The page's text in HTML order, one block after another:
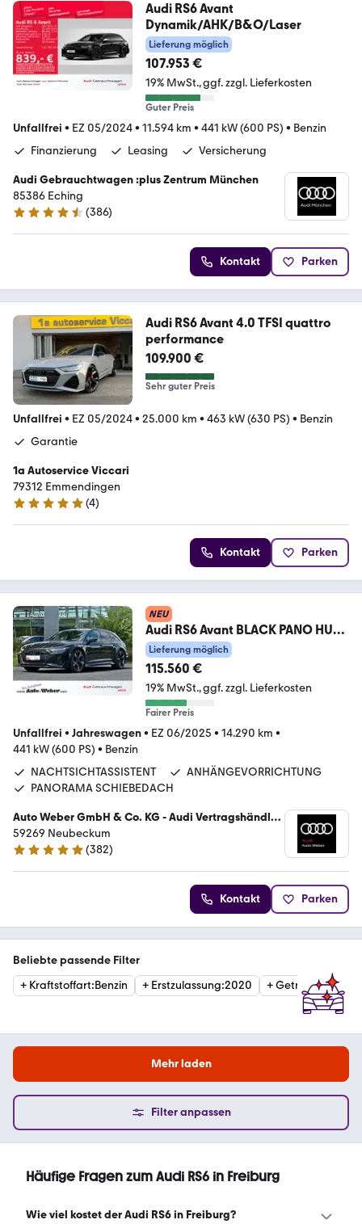
Audi RS6 Avant
Dynamik/AHK/B&O/Laser
Lieferung möglich
107.953 €
19% MwSt. ggf. zzgl. Lieferkosten
Guter Preis
Unfallfrei • EZ 05/2024• 11.594 km • 441 kW (600 PS) • Benzin
Finanzierung
Leasing Versicherung
Audi Gebrauchtwagen :plus Zentrum München
85386 Eching
4.5 Sterne
(386)
Kontakt Parken
Audi RS6 Avant 4.0 TFSI quattro
performance
109.900 €
Sehr guter Preis
Unfallfrei • EZ 05/2024• 25.000 km • 463 kW (630 PS) • Benzin
Garantie
1a Autoservice Viccari
79312 Emmendingen
5 Sterne
(4)
Kontakt Parken
NEU
Audi RS6 Avant BLACK PANO HUD
LASER NACHTS 280km/h
Lieferung möglich
115.560 €
19% MwSt. ggf. zzgl. Lieferkosten
Fairer Preis
Unfallfrei • Jahreswagen• EZ 06/2025 • 14.290 km •
441 kW (600 PS) • Benzin
NACHTSICHTASSISTENT
ANHÄNGEVORRICHTUNG
PANORAMA SCHIEBEDACH
Auto Weber GmbH & Co. KG - Audi Vertragshändler
/ VW Service
59269 Neubeckum
4.9 Sterne
(382)
Kontakt Parken
Beliebte passende Filter
+ Kraftstoffart:Benzin + Erstzulassung:2020 +Getriebe:
Mehr laden
Filter anpassen
Häufige Fragen zum Audi RS6 in Freiburg
Wie viel kostet der Audi RS6 in Freiburg?